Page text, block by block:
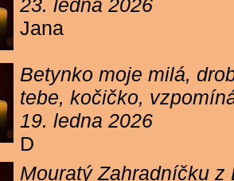
23. ledna 2026
Jana
Betynko moje milá,
tebe, kočičko,
19. ledna 2026
D
Mouratý Zahradníčku